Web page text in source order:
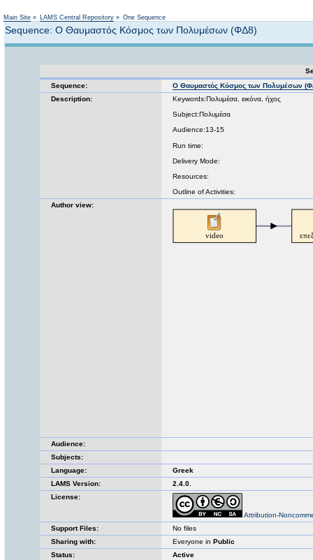
Main Site » LAMS Central Repository » One Sequence
Sequence: Ο Θαυμαστός Κόσμος των Πολυμέσων (ΦΔ8)
Sequence:
Ο Θαυμαστός Κόσμος των Πολυμέσων
Description:
Keywords:Πολυμέσα, εικόνα, ήχος
Subject:Πολυμέσα
Audience:13-15
Run time:
Delivery Mode:
Resources:
Outline of Activities:
Author view:
Audience:
Subjects:
Language:
Greek
LAMS Version:
2.4.0.
License:
Attribution-
Support Files:
No files
Sharing with:
Everyone in Public
Status:
Active